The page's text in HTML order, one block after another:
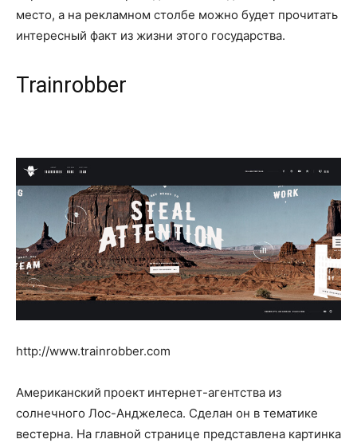
место, а на рекламном столбе можно будет прочитать
интересный факт из жизни этого государства.
Trainrobber
http://www.trainrobber.com
Американский проект интернет-агентства из
солнечного Лос-Анджелеса. Сделан он в тематике
вестерна. На главной странице представлена картинка